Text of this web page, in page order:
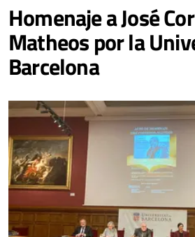
Homenaje a José
Matheos por la
Barcelona